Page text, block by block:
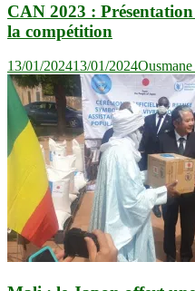
CAN 2023 :
la compétition
13/01/202413/01/2024